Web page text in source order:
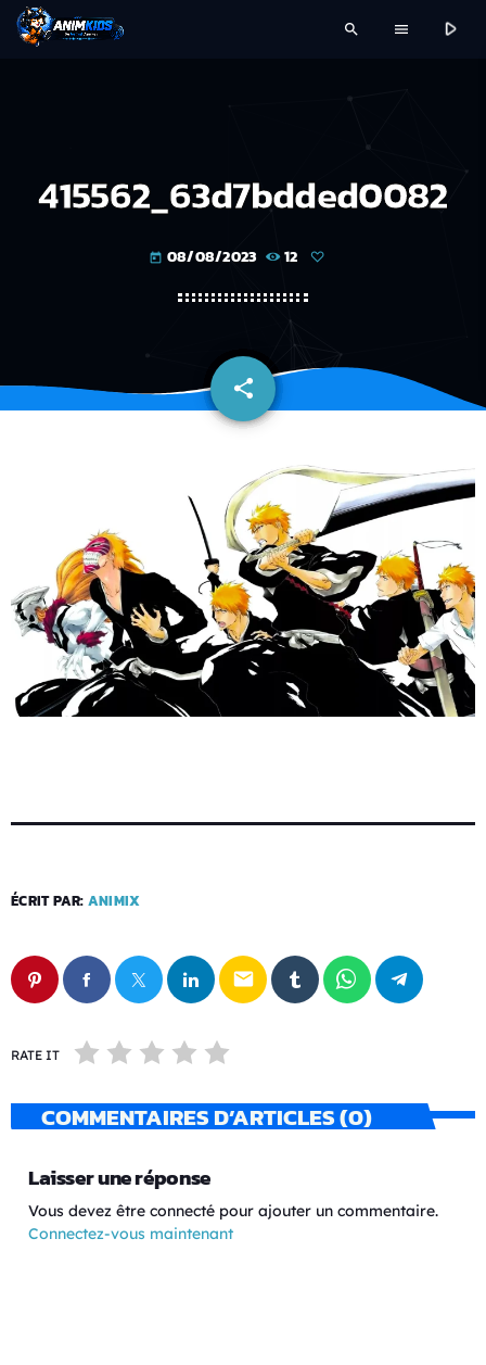
search menu play_arrow
415562_63d7bdded0082
today 08/08/2023 12
share
email
ÉCRIT PAR: ANIMIX
email
RATE IT
COMMENTAIRES D’ARTICLES (0)
Laisser une réponse
Vous devez être connecté pour ajouter un commentaire.
Connectez-vous maintenant